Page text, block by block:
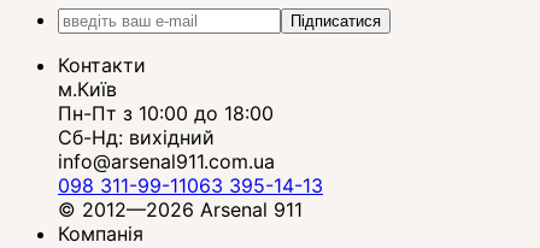
Підписатися
Контакти
м.Київ
Пн-Пт з 10:00 до 18:00
Сб-Нд: вихідний
info@arsenal911.com.ua
098 311-99-11063 395-14-13
© 2012—2026 Arsenal 911
Компанія